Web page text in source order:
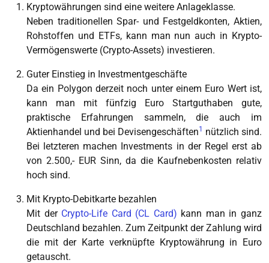
Kryptowährungen sind eine weitere Anlageklasse.
Neben traditionellen Spar- und Festgeldkonten, Aktien,
Rohstoffen und ETFs, kann man nun auch in Krypto-
Vermögenswerte (Crypto-Assets) investieren.
Guter Einstieg in Investmentgeschäfte
Da ein Polygon derzeit noch unter einem Euro Wert ist,
kann man mit fünfzig Euro Startguthaben gute,
praktische Erfahrungen sammeln, die auch im
Aktienhandel und bei Devisengeschäften1 nützlich sind.
Bei letzteren machen Investments in der Regel erst ab
von 2.500,- EUR Sinn, da die Kaufnebenkosten relativ
hoch sind.
Mit Krypto-Debitkarte bezahlen
Mit der Crypto-Life Card (CL Card) kann man in ganz
Deutschland bezahlen. Zum Zeitpunkt der Zahlung wird
die mit der Karte verknüpfte Kryptowährung in Euro
getauscht.